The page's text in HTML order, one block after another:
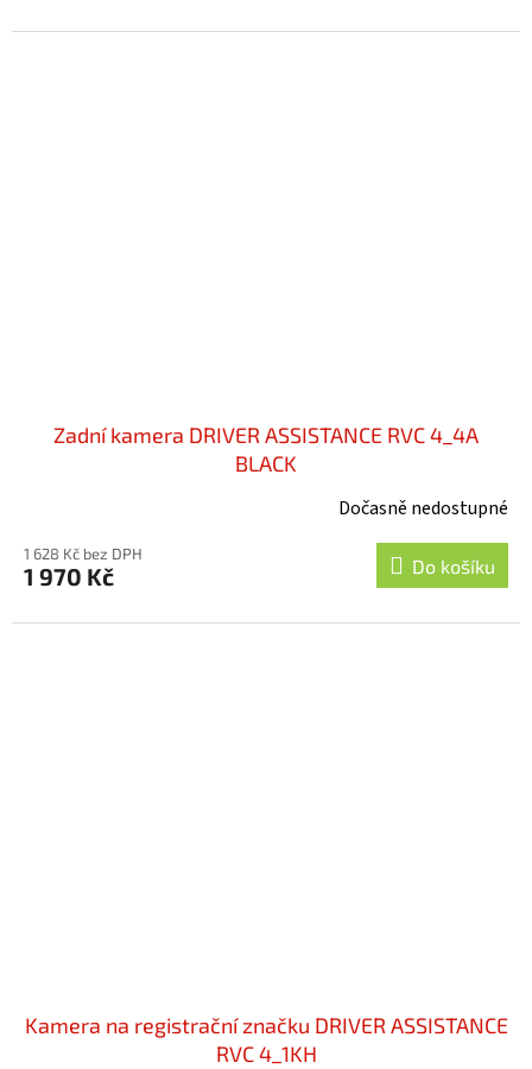
Zadní kamera DRIVER ASSISTANCE RVC 4_4A
BLACK
Dočasně nedostupné
1 628 Kč bez DPH
1 970 Kč Do košíku
Kamera na registrační značku DRIVER ASSISTANCE
RVC 4_1KH